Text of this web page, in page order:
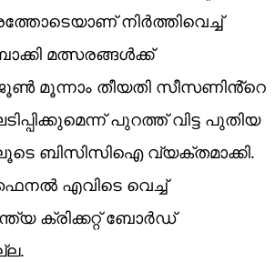
നിർത്തിവെച്ച്
മത്സരങ്ങൾക്ക്
മൂന്നാം തീയതി സീസണിൻ്റെ
പുറത്ത് വിട്ട പുതിയ
ബിസിസിഐ വ്യക്തമാക്കി.
എവിടെ വെച്ച്
ക്രിക്കറ്റ് ബോർഡ്